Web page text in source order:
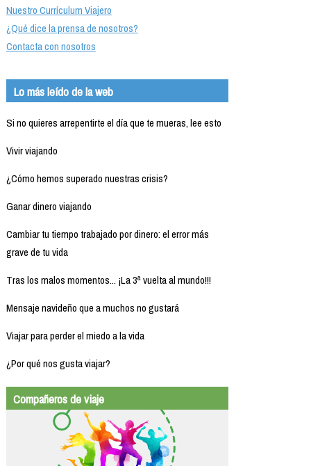
Nuestro Currículum Viajero
¿Qué dice la prensa de nosotros?
Contacta con nosotros
Lo más leído de la web
Si no quieres arrepentirte el día que te mueras, lee esto
Vivir viajando
¿Cómo hemos superado nuestras crisis?
Ganar dinero viajando
Cambiar tu tiempo trabajado por dinero: el error más
grave de tu vida
Tras los malos momentos... ¡La 3ª vuelta al mundo!!!
Mensaje navideño que a muchos no gustará
Viajar para perder el miedo a la vida
¿Por qué nos gusta viajar?
Compañeros de viaje